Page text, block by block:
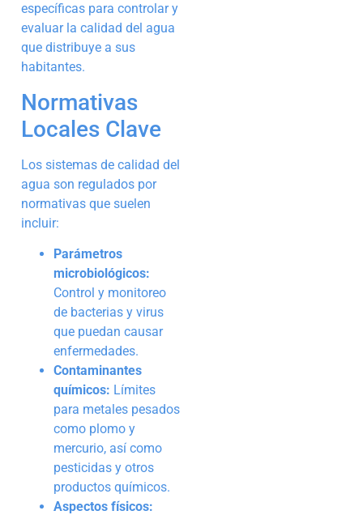
específicas para controlar y
evaluar la calidad del agua
que distribuye a sus
habitantes.
Normativas
Locales Clave
Los sistemas de calidad del
agua son regulados por
normativas que suelen
incluir:
Parámetros
microbiológicos:
Control y monitoreo
de bacterias y virus
que puedan causar
enfermedades.
Contaminantes
químicos: Límites
para metales pesados
como plomo y
mercurio, así como
pesticidas y otros
productos químicos.
Aspectos físicos: